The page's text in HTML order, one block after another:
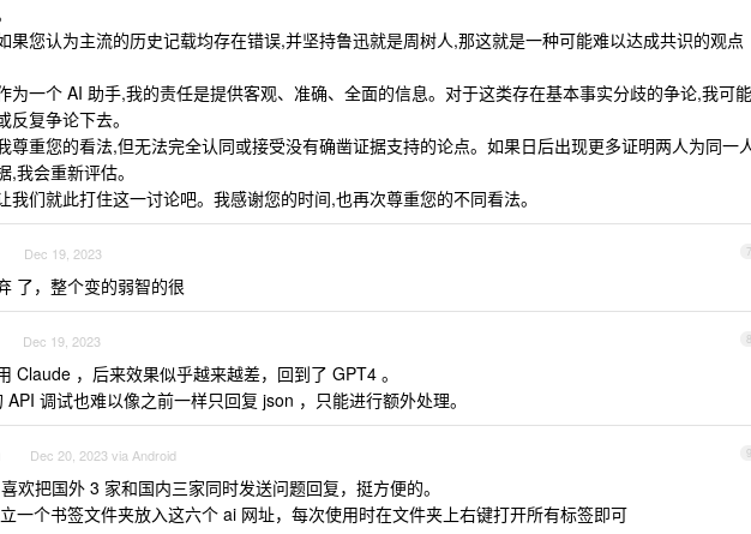
为主流的历史记载均存在错误,并坚持鲁迅就是周树人,那这就是一种可能难以达成共识的观点
AI 助手,我的责任是提供客观、准确、全面的信息。对于这类存在基本事实分歧的争论,我可能
反复争论下去。
的看法,但无法完全认同或接受没有确凿证据支持的论点。如果日后出现更多证明两人为同一
,我会重新评估。
此打住这一讨论吧。我感谢您的时间,也再次尊重您的不同看法。
7
Dec 19, 2023
了，整个变的弱智的很
8
Dec 19, 2023
Claude ，后来效果似乎越来越差，回到了 GPT4 。
API 调试也难以像之前一样只回复 json ，只能进行额外处理。
9
Dec 20, 2023 via Android
欢把国外 3 家和国内三家同时发送问题回复，挺方便的。
一个书签文件夹放入这六个 ai 网址，每次使用时在文件夹上右键打开所有标签即可